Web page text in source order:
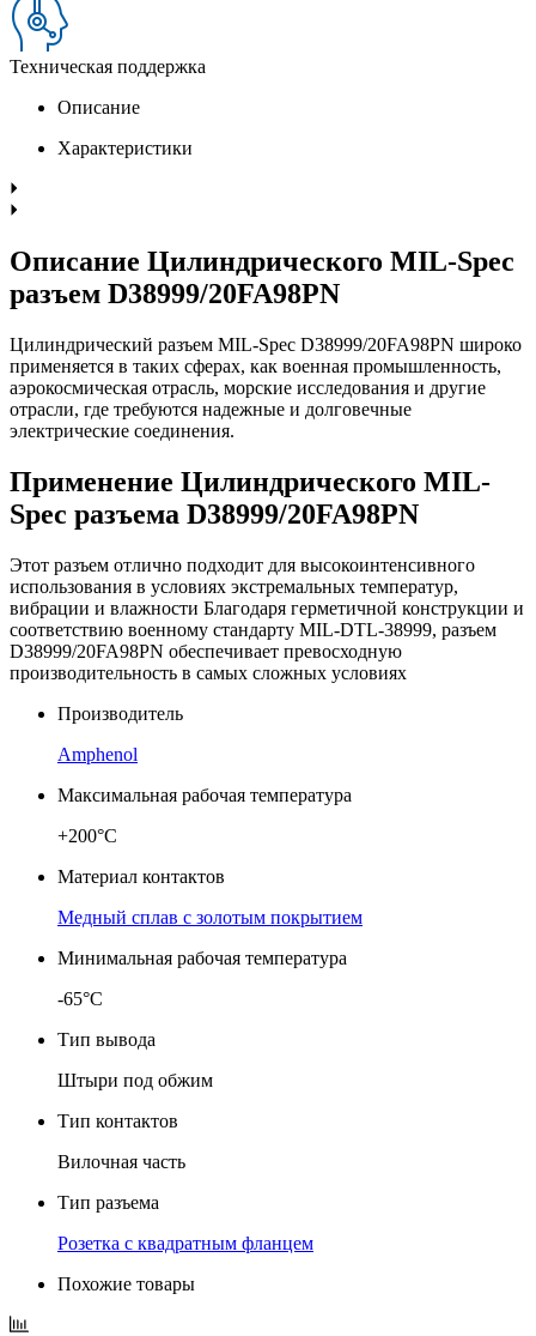
Техническая поддержка
Описание
Характеристики
Описание Цилиндрического MIL-Spec
разъем D38999/20FA98PN
Цилиндрический разъем MIL-Spec D38999/20FA98PN широко
применяется в таких сферах, как военная промышленность,
аэрокосмическая отрасль, морские исследования и другие
отрасли, где требуются надежные и долговечные
электрические соединения.
Применение Цилиндрического MIL-
Spec разъема D38999/20FA98PN
Этот разъем отлично подходит для высокоинтенсивного
использования в условиях экстремальных температур,
вибрации и влажности Благодаря герметичной конструкции и
соответствию военному стандарту MIL-DTL-38999, разъем
D38999/20FA98PN обеспечивает превосходную
производительность в самых сложных условиях
Производитель
Amphenol
Максимальная рабочая температура
+200°C
Материал контактов
Медный сплав с золотым покрытием
Минимальная рабочая температура
-65°C
Тип вывода
Штыри под обжим
Тип контактов
Вилочная часть
Тип разъема
Розетка с квадратным фланцем
Похожие товары